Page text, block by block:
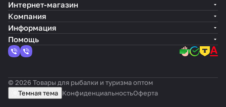
Интернет-магазин
Компания
Информация
Помощь
© 2026 Товары для рыбалки и туризма оптом
Темная тема КонфиденциальностьОферта